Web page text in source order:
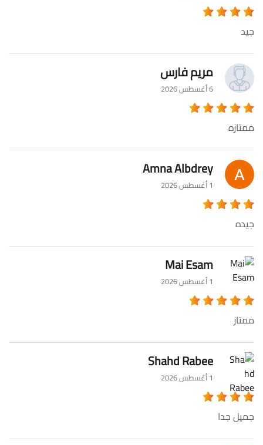
جيد
مريم فارس
6 أغسطس 2026
ممتازه
Amna Albdrey
1 أغسطس 2026
جيده
Mai Esam
1 أغسطس 2026
ممتاز
Shahd Rabee
1 أغسطس 2026
جميل جدا